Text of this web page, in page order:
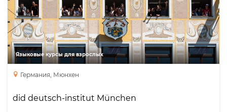
Языковые курсы для взрослых
Германия, Мюнхен
did deutsch-institut München
Интенсивный курс
Курсы для учителей
Занятия с преподавателем один на один
Бизнес курс
курс подготовки к экзаменам